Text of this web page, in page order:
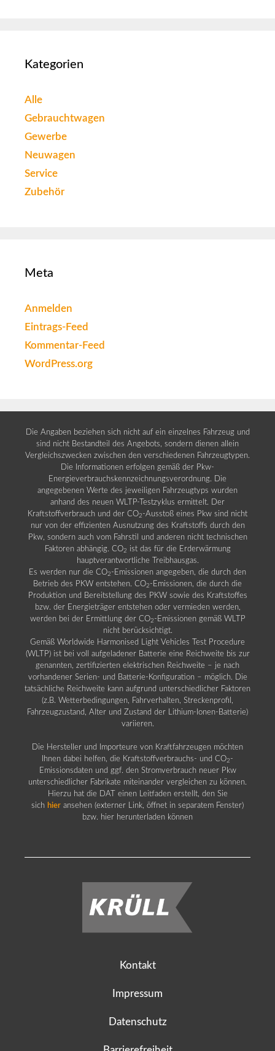
Kategorien
Alle
Gebrauchtwagen
Gewerbe
Neuwagen
Service
Zubehör
Meta
Anmelden
Eintrags-Feed
Kommentar-Feed
WordPress.org
Die Angaben beziehen sich nicht auf ein einzelnes Fahrzeug und
sind nicht Bestandteil des Angebots, sondern dienen allein
Vergleichszwecken zwischen den verschiedenen Fahrzeugtypen.
Die Informationen erfolgen gemäß der Pkw-
Energieverbrauchskennzeichnungsverordnung. Die
angegebenen Werte des jeweiligen Fahrzeugtyps wurden
anhand des neuen WLTP-Testzyklus ermittelt. Der
Kraftstoffverbrauch und der CO2 -Ausstoß eines Pkw sind nicht
nur von der effizienten Ausnutzung des Kraftstoffs durch den
Pkw, sondern auch vom Fahrstil und anderen nicht technischen
Faktoren abhängig. CO2 ist das für die Erderwärmung
hauptverantwortliche Treibhausgas.
Es werden nur die CO2 -Emissionen angegeben, die durch den
Betrieb des PKW entstehen. CO2 -Emissionen, die durch die
Produktion und Bereitstellung des PKW sowie des Kraftstoffes
bzw. der Energieträger entstehen oder vermieden werden,
werden bei der Ermittlung der CO2 -Emissionen gemäß WLTP
nicht berücksichtigt.
Gemäß Worldwide Harmonised Light Vehicles Test Procedure
(WLTP) ist bei voll aufgeladener Batterie eine Reichweite bis zur
genannten, zertifizierten elektrischen Reichweite – je nach
vorhandener Serien- und Batterie-Konfiguration – möglich. Die
tatsächliche Reichweite kann aufgrund unterschiedlicher Faktoren
(z.B. Wetterbedingungen, Fahrverhalten, Streckenprofil,
Fahrzeugzustand, Alter und Zustand der Lithium-Ionen-Batterie)
variieren.
Die Hersteller und Importeure von Kraftfahrzeugen möchten
Ihnen dabei helfen, die Kraftstoffverbrauchs- und CO2 -
Emissionsdaten und ggf. den Stromverbrauch neuer Pkw
unterschiedlicher Fabrikate miteinander vergleichen zu können.
Hierzu hat die DAT einen Leitfaden erstellt, den Sie
sich hier ansehen (externer Link, öffnet in separatem Fenster)
bzw. hier herunterladen können
Kontakt
Impressum
Datenschutz